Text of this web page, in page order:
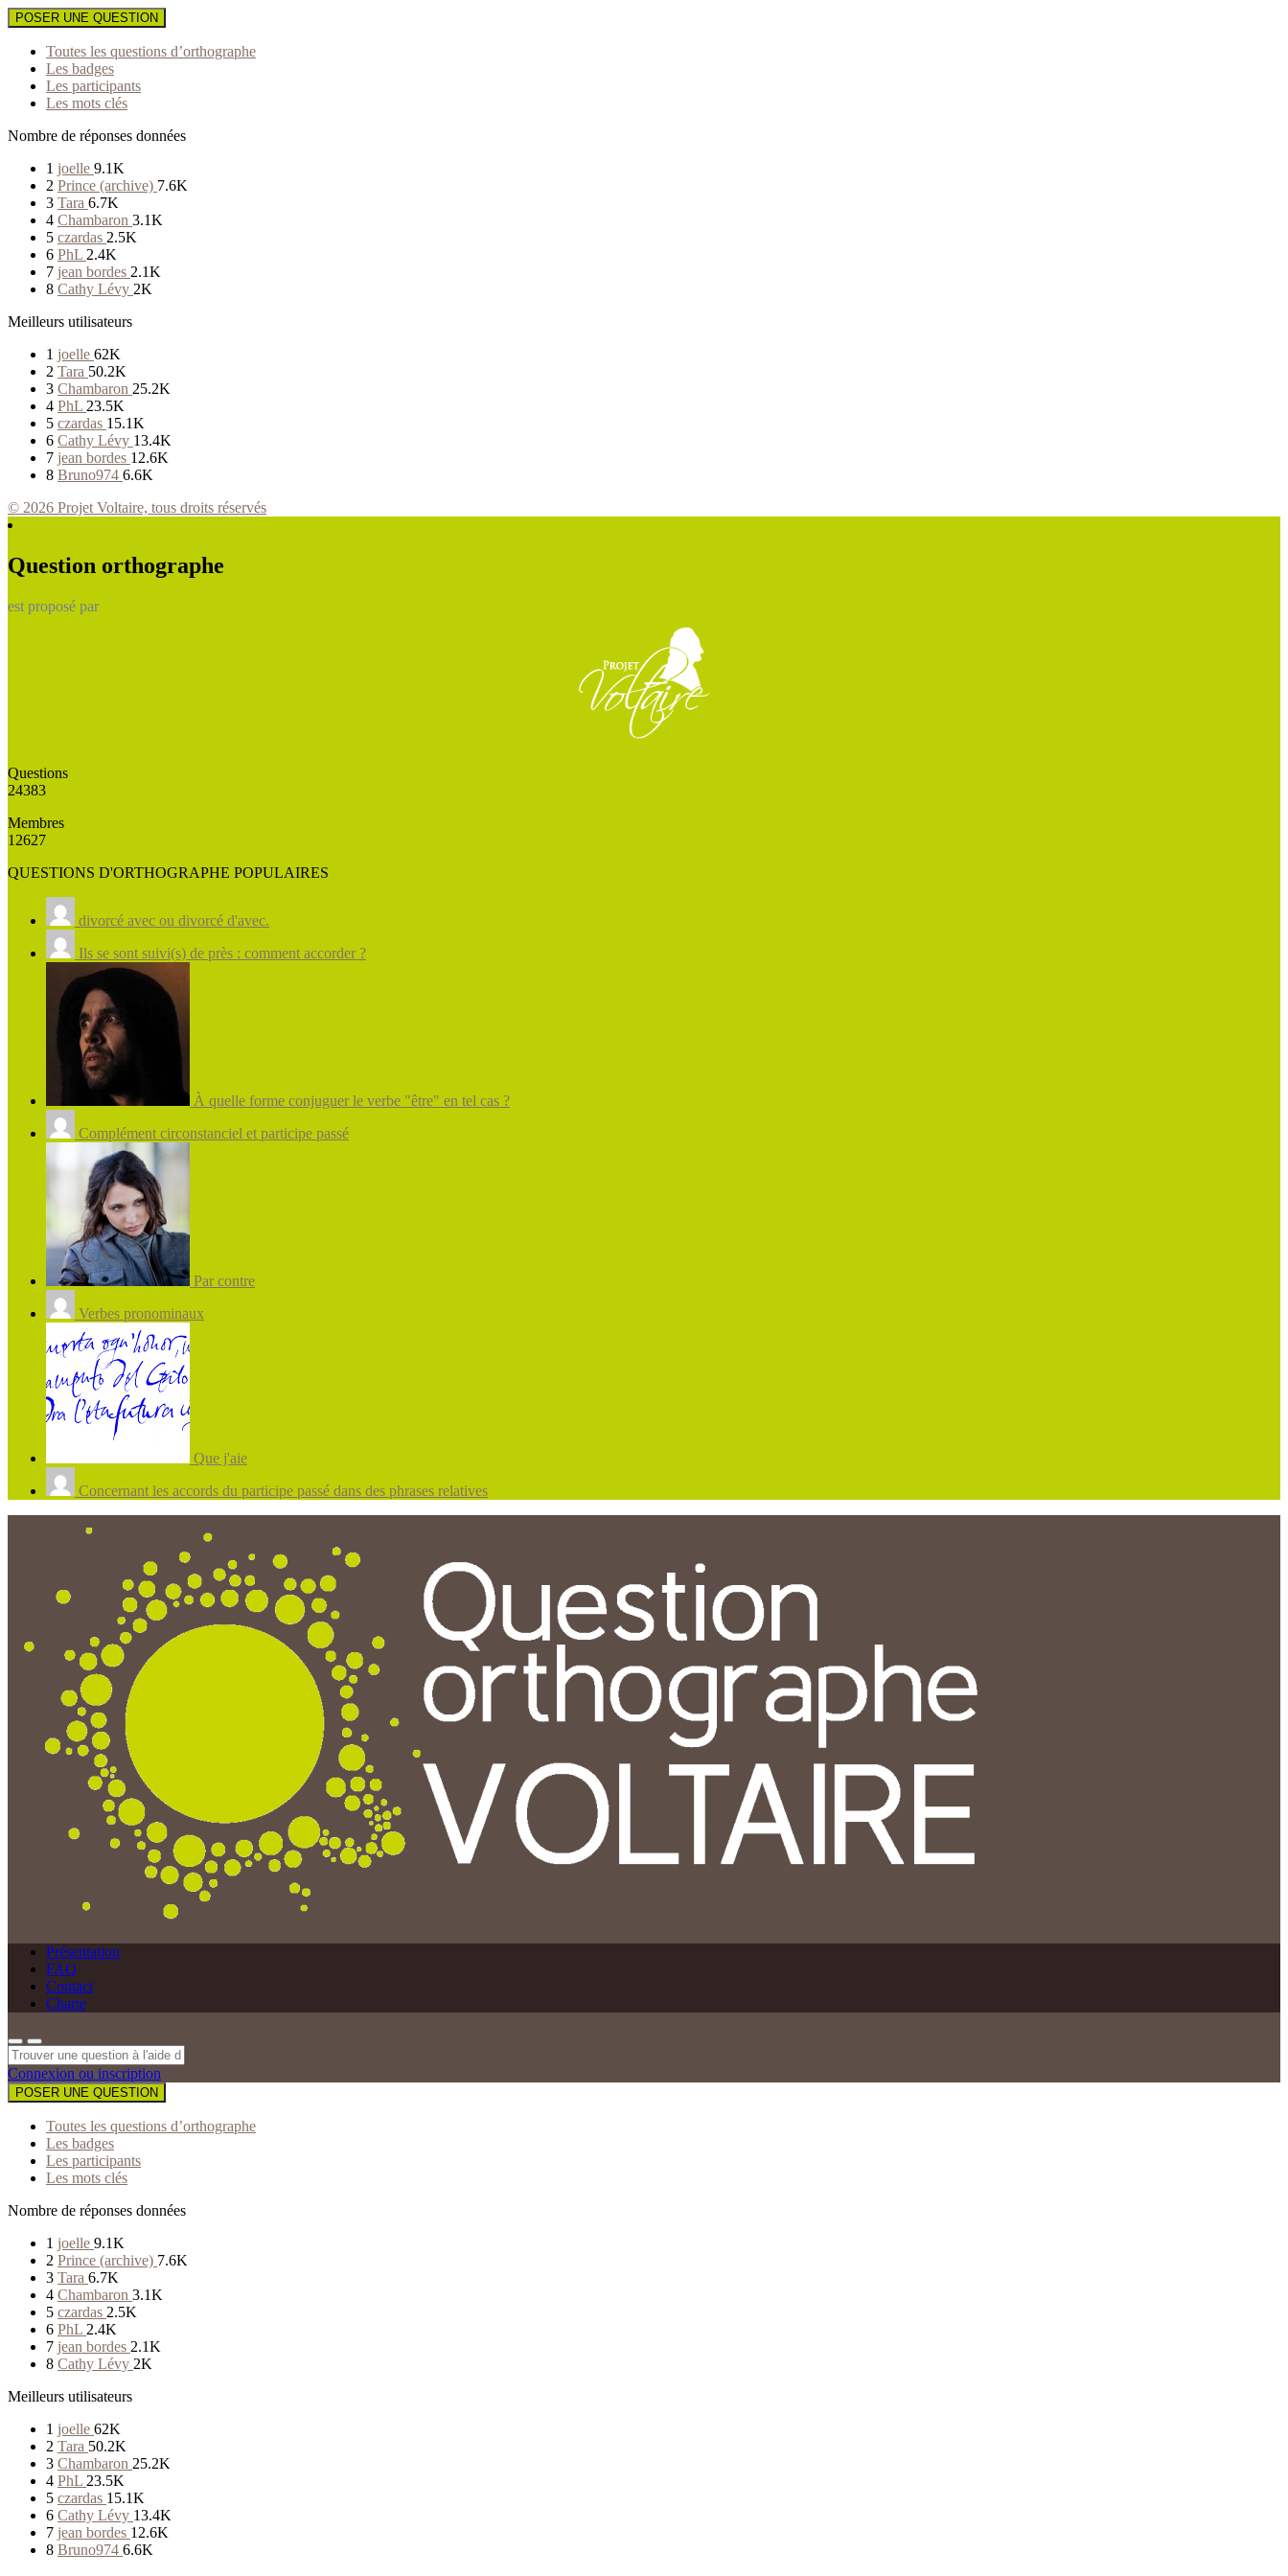
POSER UNE QUESTION
Toutes les questions d’orthographe
Les badges
Les participants
Les mots clés
Nombre de réponses données
1 joelle 9.1K
2 Prince (archive) 7.6K
3 Tara 6.7K
4 Chambaron 3.1K
5 czardas 2.5K
6 PhL 2.4K
7 jean bordes 2.1K
8 Cathy Lévy 2K
Meilleurs utilisateurs
1 joelle 62K
2 Tara 50.2K
3 Chambaron 25.2K
4 PhL 23.5K
5 czardas 15.1K
6 Cathy Lévy 13.4K
7 jean bordes 12.6K
8 Bruno974 6.6K
© 2026 Projet Voltaire, tous droits réservés
Question orthographe
est proposé par
Questions
24383
Membres
12627
QUESTIONS D'ORTHOGRAPHE POPULAIRES
divorcé avec ou divorcé d'avec.
Ils se sont suivi(s) de près : comment accorder ?
À quelle forme conjuguer le verbe "être" en tel cas ?
Complément circonstanciel et participe passé
Par contre
Verbes pronominaux
Que j'aie
Concernant les accords du participe passé dans des phrases relatives
Présentation
FAQ
Contact
Charte
Connexion ou inscription
POSER UNE QUESTION
Toutes les questions d’orthographe
Les badges
Les participants
Les mots clés
Nombre de réponses données
1 joelle 9.1K
2 Prince (archive) 7.6K
3 Tara 6.7K
4 Chambaron 3.1K
5 czardas 2.5K
6 PhL 2.4K
7 jean bordes 2.1K
8 Cathy Lévy 2K
Meilleurs utilisateurs
1 joelle 62K
2 Tara 50.2K
3 Chambaron 25.2K
4 PhL 23.5K
5 czardas 15.1K
6 Cathy Lévy 13.4K
7 jean bordes 12.6K
8 Bruno974 6.6K